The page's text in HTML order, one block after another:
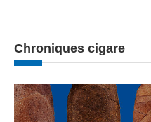
Chroniques cigare